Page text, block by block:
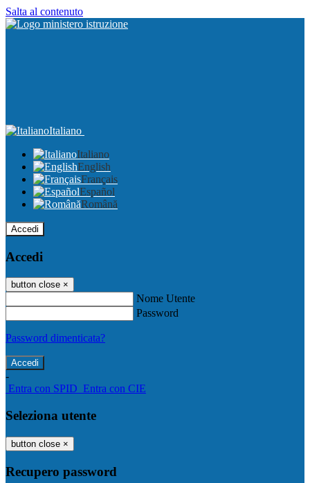
Salta al contenuto
Italiano
Italiano
English
Français
Español
Română
Accedi
Accedi
button close ×
Nome Utente
Password
Password dimenticata?
-
Entra con SPID Entra con CIE
Seleziona utente
button close ×
Recupero password